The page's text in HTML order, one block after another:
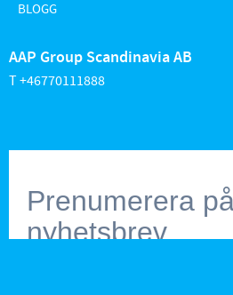
BLOGG
AAP Group Scandinavia AB
T +46770111888